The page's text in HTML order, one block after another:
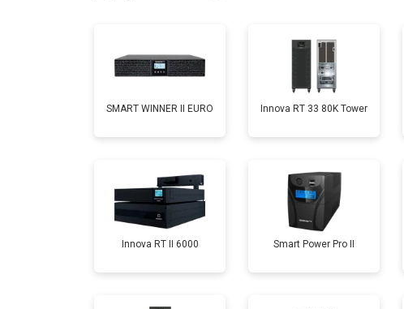
SMART WINNER II EURO Innova RT 33 80K Tower
Innova RT II 6000 Smart Power Pro II